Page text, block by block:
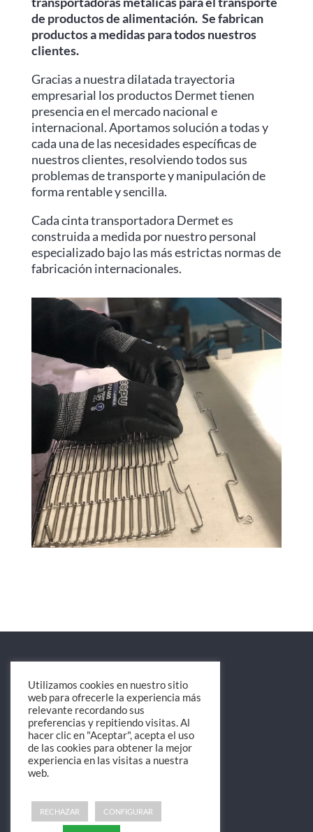
de productos de alimentación. Se fabrican
productos a medidas para todos nuestros
clientes.
Gracias a nuestra dilatada trayectoria
empresarial los productos Dermet tienen
presencia en el mercado nacional e
internacional. Aportamos solución a todas y
cada una de las necesidades específicas de
nuestros clientes, resolviendo todos sus
problemas de transporte y manipulación de
forma rentable y sencilla.
Cada cinta transportadora Dermet es
construida a medida por nuestro personal
especializado bajo las más estrictas normas de
fabricación internacionales.
Avda. Matías Guasch, 46
08786 Capellades (Barcelona)
Tel. 937762377
info@dermet.es
Aviso legal
Política de privacidad
Utilizamos cookies en nuestro sitio
web para ofrecerle la experiencia más
relevante recordando sus
preferencias y repitiendo visitas. Al
hacer clic en "Aceptar", acepta el uso
de las cookies para obtener la mejor
experiencia en las visitas a nuestra
web.
RECHAZAR CONFIGURAR